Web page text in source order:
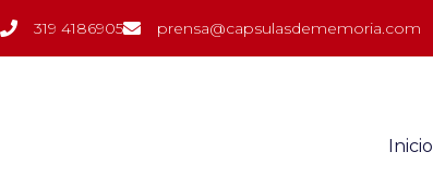
319 4186905 prensa@capsulasdememoria.com
Inicio